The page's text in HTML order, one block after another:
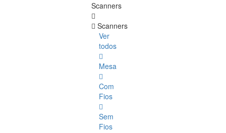
Scanners
Scanners
Ver
todos
Mesa
Com
Fios
Sem
Fios